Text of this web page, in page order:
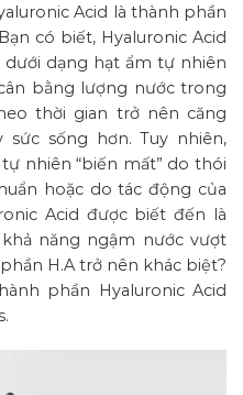
Acid là thành phần
có biết, Hyaluronic Acid
dưới dạng hạt ẩm tự nhiên
bằng lượng nước trong
thời gian trở nên căng
sống hơn. Tuy nhiên,
nhiên “biến mất” do thói
hoặc do tác động của
Acid được biết đến là
năng ngậm nước vượt
H.A trở nên khác biệt?
phần Hyaluronic Acid